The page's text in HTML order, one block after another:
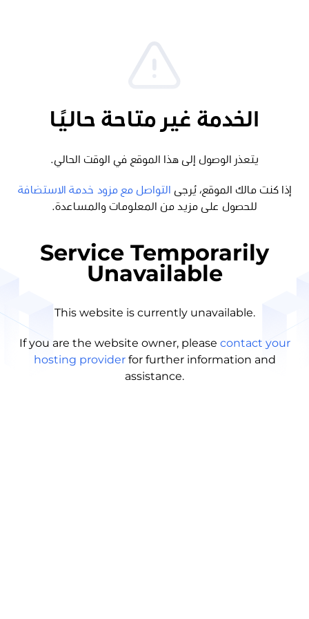
الخدمة غير متاحة حاليًا
يتعذر الوصول إلى هذا الموقع في الوقت الحالي.
إذا كنت مالك الموقع، يُرجى
التواصل مع مزود خدمة الاستضافة
للحصول على مزيد من المعلومات والمساعدة.
Service Temporarily
Unavailable
This website is currently unavailable.
If you are the website owner, please contact your
hosting provider for further information and
assistance.